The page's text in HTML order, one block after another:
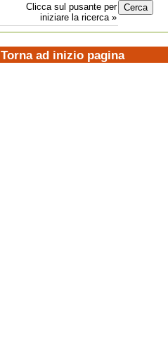
Clicca sul pusante per
iniziare la ricerca »
Torna ad inizio pagina